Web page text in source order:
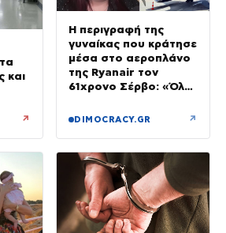
και
↗
Η περιγραφή της
γυναίκας που κράτησε
μέσα στο αεροπλάνο
της Ryanair τον
61χρονο Σέρβο: «Όλα
δευτερολέπτου»
DIMOCRACY.GR ↗